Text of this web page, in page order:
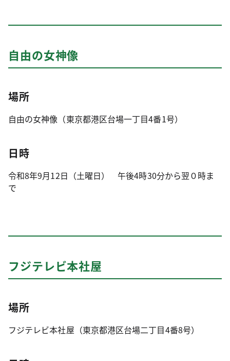
自由の女神像
場所
自由の女神像（東京都港区台場一丁目4番1号）
日時
令和8年9月12日（土曜日） 午後4時30分から翌０時ま
で
フジテレビ本社屋
場所
フジテレビ本社屋（東京都港区台場二丁目4番8号）